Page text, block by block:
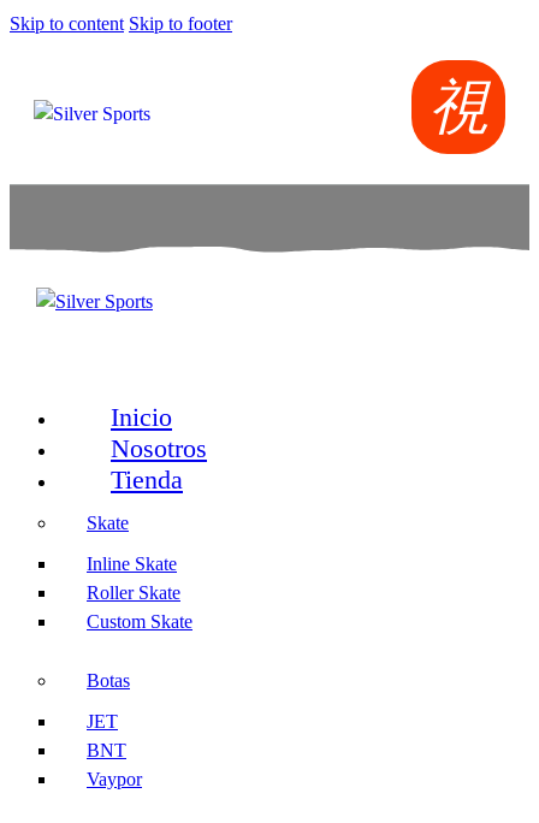
Skip to content Skip to footer
Inicio
Nosotros
Tienda
Skate
Inline Skate
Roller Skate
Custom Skate
Botas
JET
BNT
Vaypor